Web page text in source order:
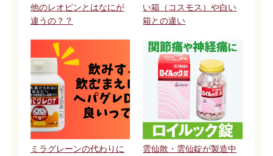
他のレオピンとはなにが
違うの？？
い箱（コスモス）や白い
箱との違い
ミラグレーンの代わりに
雲仙散・雲仙錠が製造中